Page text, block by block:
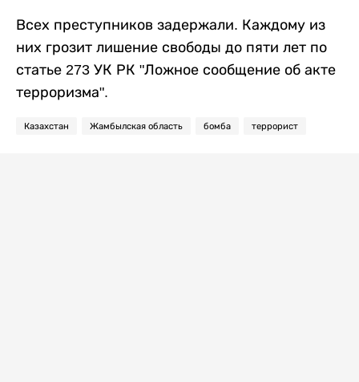
Всех преступников задержали. Каждому из
них грозит лишение свободы до пяти лет по
статье 273 УК РК "Ложное сообщение об акте
терроризма".
Казахстан Жамбылская область бомба террорист